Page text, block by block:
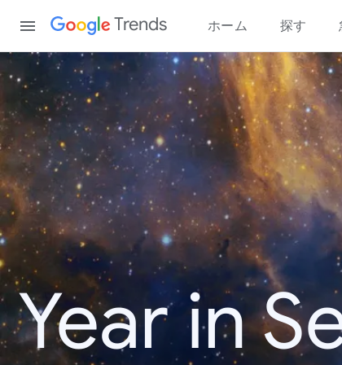
Trends ホーム 探す
Year in